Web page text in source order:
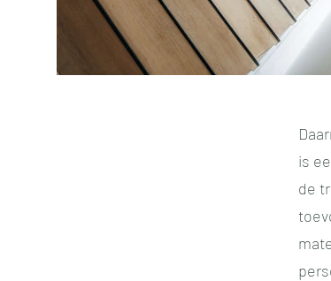
is
de